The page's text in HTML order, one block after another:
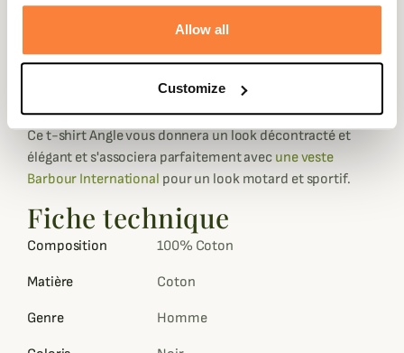
Allow all
Customize
de coton, à la fois léger et respirant, parfait pour les
Réalisé dans un coloris uni noir, il est orné d'un imprimé
Barbour International et d'une photographie mettant en
Ce t-shirt Angle vous donnera un look décontracté et
élégant et s'associera parfaitement avec une veste
Barbour International pour un look motard et sportif.
Fiche technique
Composition 100% Coton
Matière Coton
Genre Homme